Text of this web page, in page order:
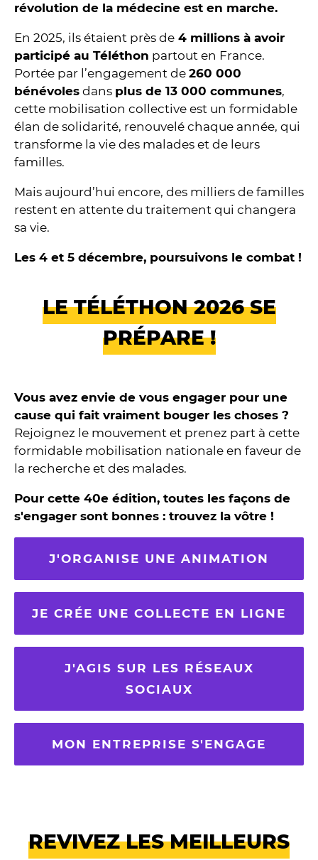
révolution de la médecine est en marche.
En 2025, ils étaient près de 4 millions à avoir
participé au Téléthon partout en France.
Portée par l’engagement de 260 000
bénévoles dans plus de 13 000 communes,
cette mobilisation collective est un formidable
élan de solidarité, renouvelé chaque année, qui
transforme la vie des malades et de leurs
familles.
Mais aujourd’hui encore, des milliers de familles
restent en attente du traitement qui changera
sa vie.
Les 4 et 5 décembre, poursuivons le combat !
LE TÉLÉTHON 2026 SE
PRÉPARE !
Vous avez envie de vous engager pour une
cause qui fait vraiment bouger les choses ?
Rejoignez le mouvement et prenez part à cette
formidable mobilisation nationale en faveur de
la recherche et des malades.
Pour cette 40e édition, toutes les façons de
s'engager sont bonnes : trouvez la vôtre !
J'ORGANISE UNE ANIMATION
JE CRÉE UNE COLLECTE EN LIGNE
J'AGIS SUR LES RÉSEAUX
SOCIAUX
MON ENTREPRISE S'ENGAGE
REVIVEZ LES MEILLEURS